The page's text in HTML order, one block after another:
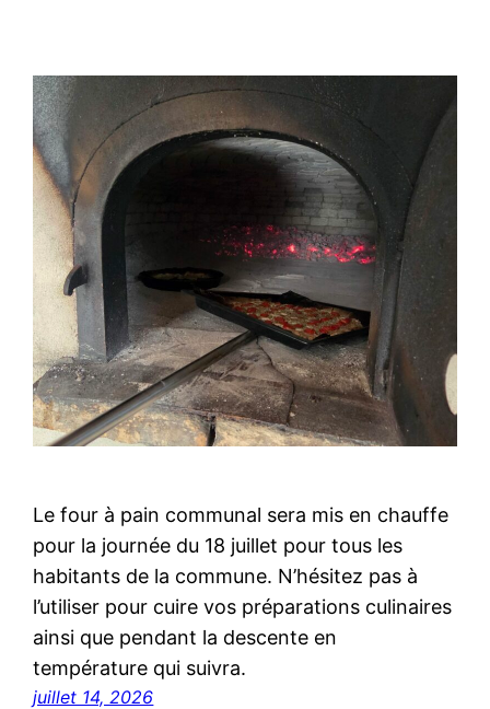
Le four à pain communal sera mis en chauffe
pour la journée du 18 juillet pour tous les
habitants de la commune. N’hésitez pas à
l’utiliser pour cuire vos préparations culinaires
ainsi que pendant la descente en
température qui suivra.
juillet 14, 2026